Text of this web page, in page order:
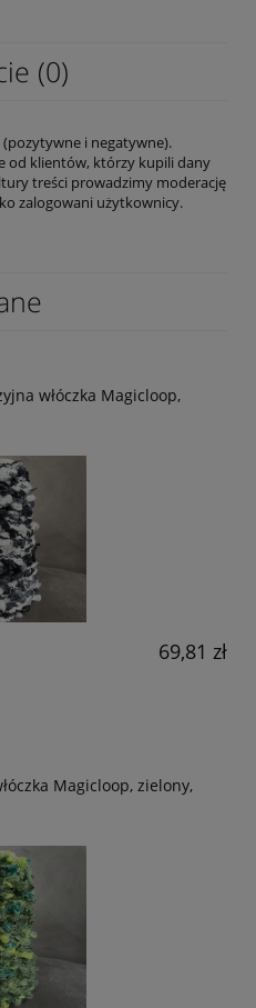
(0)
i negatywne).
od klientów, którzy kupili dany
treści prowadzimy moderację
zalogowani użytkownicy.
włóczka Magicloop,
69,81 zł
Magicloop, zielony,